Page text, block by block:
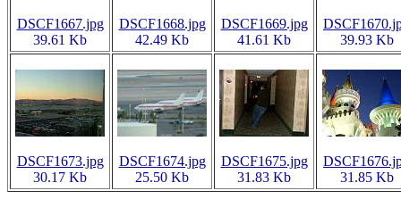
DSCF1667.jpg
39.61 Kb
DSCF1668.jpg
42.49 Kb
DSCF1669.jpg
41.61 Kb
39.93 Kb
DSCF1673.jpg
30.17 Kb
DSCF1674.jpg
25.50 Kb
DSCF1675.jpg
31.83 Kb
31.85 Kb